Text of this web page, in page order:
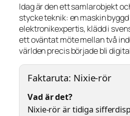
Idag är den ett samlarobjekt
stycke teknik: en maskin
elektronikexpertis, klädd i
ett oväntat möte mellan två
världen precis började bli
Faktaruta: Nixie-rör
Vad är det?
Nixie-rör är tidiga